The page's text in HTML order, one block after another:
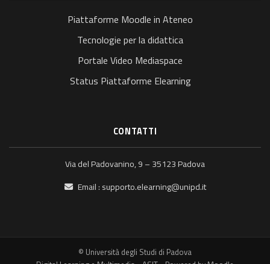
Piattaforme Moodle in Ateneo
Tecnologie per la didattica
Portale Video Mediaspace
Status Piattaforme Elearning
CONTATTI
Via del Padovanino, 9 – 35123 Padova
Email : supporto.elearning@unipd.it
© Università degli Studi di Padova